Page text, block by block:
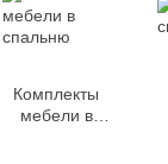
Комплекты
мебели в